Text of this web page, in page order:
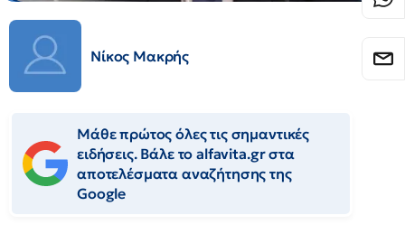
Νίκος Μακρής
Μάθε πρώτος όλες τις σημαντικές
ειδήσεις. Βάλε το alfavita.gr στα
αποτελέσματα αναζήτησης της
Google